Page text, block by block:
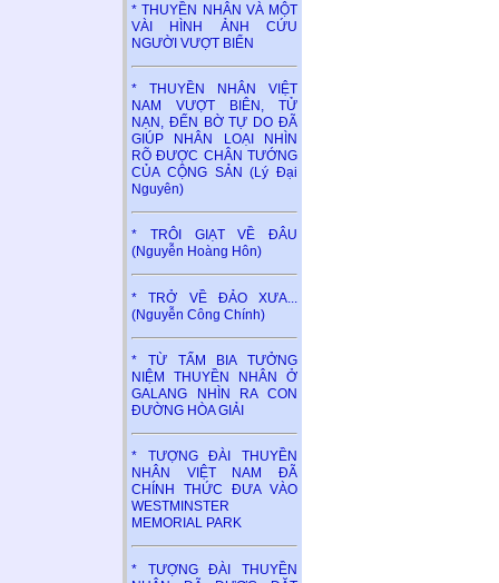
* THUYỀN NHÂN VÀ MỘT
VÀI HÌNH ẢNH CỨU
NGƯỜI VƯỢT BIỂN
* THUYỀN NHÂN VIỆT
NAM VƯỢT BIÊN, TỬ
NẠN, ĐẾN BỜ TỰ DO ĐÃ
GIÚP NHÂN LOẠI NHÌN
RÕ ĐƯỢC CHÂN TƯỚNG
CỦA CỘNG SẢN (Lý Đại
Nguyên)
* TRÔI GIẠT VỀ ĐÂU
(Nguyễn Hoàng Hôn)
* TRỞ VỀ ĐẢO XƯA...
(Nguyễn Công Chính)
* TỪ TẤM BIA TƯỞNG
NIỆM THUYỀN NHÂN Ở
GALANG NHÌN RA CON
ĐƯỜNG HÒA GIẢI
* TƯỢNG ĐÀI THUYỀN
NHÂN VIỆT NAM ĐÃ
CHÍNH THỨC ĐƯA VÀO
WESTMINSTER
MEMORIAL PARK
* TƯỢNG ĐÀI THUYỀN